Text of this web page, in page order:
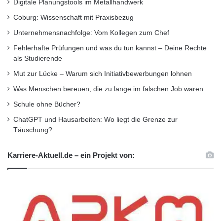
Das verbessert die Verhandlungsposition,
wenn es um Gehaltsfragen geht.
Um die allgemeinen Karrierechancen in der
Pflege zu überschauen, hilft das
Hierarchiemodell – hier am Beispiel
Pflegehelfer
Stationsleitung
Bereichsleitung
Digitale Planungstools im Metallhandwerk
Coburg: Wissenschaft mit Praxisbezug
Unternehmensnachfolge: Vom Kollegen zum Chef
Fehlerhafte Prüfungen und was du tun kannst – Deine Rechte
als Studierende
Mut zur Lücke – Warum sich Initiativbewerbungen lohnen
Was Menschen bereuen, die zu lange im falschen Job waren
Schule ohne Bücher?
ChatGPT und Hausarbeiten: Wo liegt die Grenze zur
Täuschung?
Karriere-Aktuell.de – ein Projekt von: